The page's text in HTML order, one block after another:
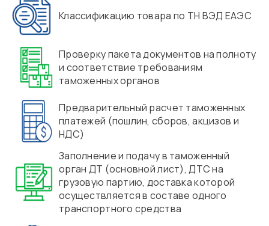
Классификацию товара по ТН ВЭД ЕАЭС
Проверку пакета документов на полноту
и соответствие требованиям
таможенных органов
Предварительный расчет таможенных
платежей (пошлин, сборов, акцизов и
НДС)
Заполнение и подачу в таможенный
орган ДТ (основной лист), ДТС на
грузовую партию, доставка которой
осуществляется в составе одного
транспортного средства